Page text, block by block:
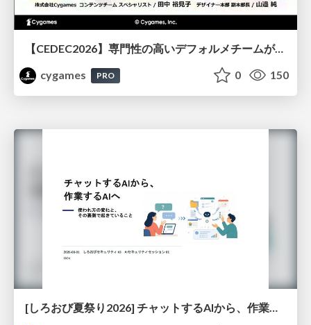
【CEDEC2026】専門性の高いデフォルメチームが挑んだ人材育成戦略 〜Cygames Academiaの企画から実施まで〜
cygames
PRO 0 150